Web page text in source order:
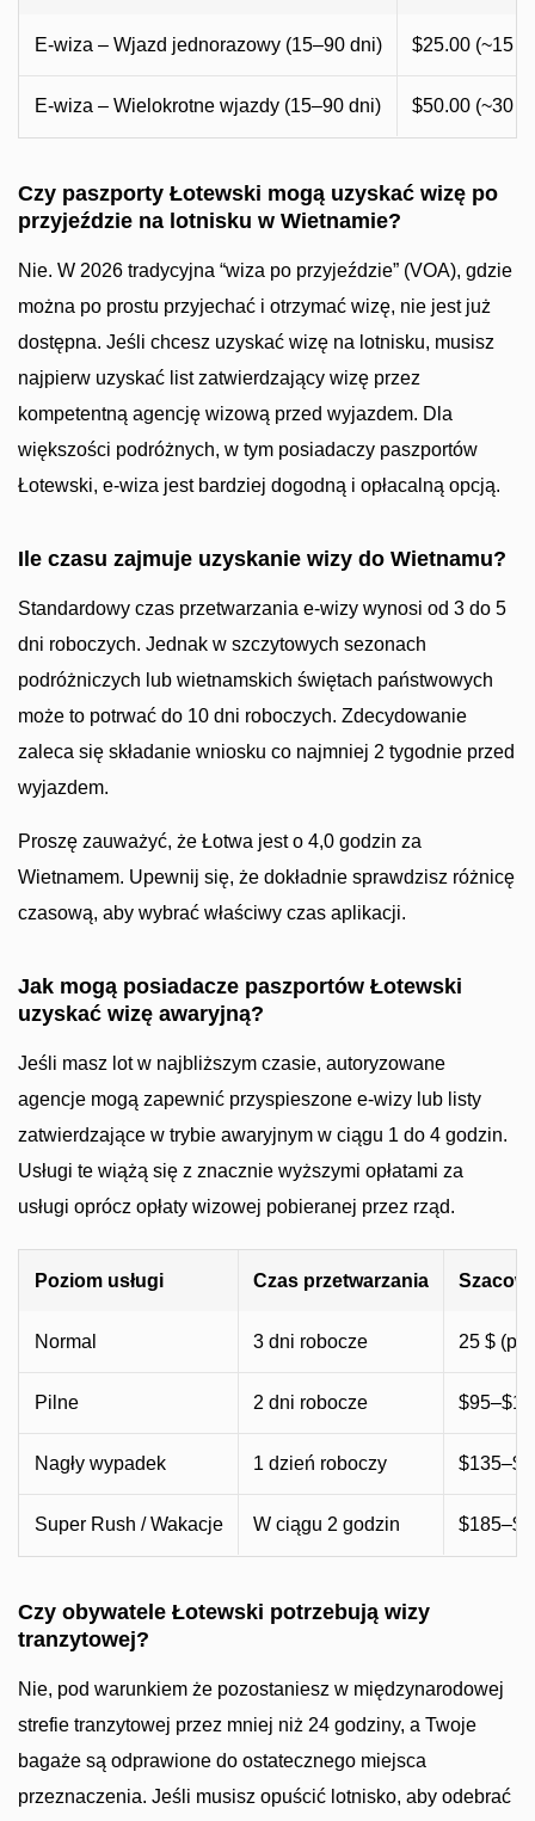
E-wiza – Wjazd jednorazowy (15–90 dni) $25.00 (~15
E-wiza – Wielokrotne wjazdy (15–90 dni) $50.00 (~30
Czy paszporty Łotewski mogą uzyskać wizę po
przyjeździe na lotnisku w Wietnamie?
Nie. W 2026 tradycyjna “wiza po przyjeździe” (VOA), gdzie
można po prostu przyjechać i otrzymać wizę, nie jest już
dostępna. Jeśli chcesz uzyskać wizę na lotnisku, musisz
najpierw uzyskać list zatwierdzający wizę przez
kompetentną agencję wizową przed wyjazdem. Dla
większości podróżnych, w tym posiadaczy paszportów
Łotewski, e-wiza jest bardziej dogodną i opłacalną opcją.
Ile czasu zajmuje uzyskanie wizy do Wietnamu?
Standardowy czas przetwarzania e-wizy wynosi od 3 do 5
dni roboczych. Jednak w szczytowych sezonach
podróżniczych lub wietnamskich świętach państwowych
może to potrwać do 10 dni roboczych. Zdecydowanie
zaleca się składanie wniosku co najmniej 2 tygodnie przed
wyjazdem.
Proszę zauważyć, że Łotwa jest o 4,0 godzin za
Wietnamem. Upewnij się, że dokładnie sprawdzisz różnicę
czasową, aby wybrać właściwy czas aplikacji.
Jak mogą posiadacze paszportów Łotewski
uzyskać wizę awaryjną?
Jeśli masz lot w najbliższym czasie, autoryzowane
agencje mogą zapewnić przyspieszone e-wizy lub listy
zatwierdzające w trybie awaryjnym w ciągu 1 do 4 godzin.
Usługi te wiążą się z znacznie wyższymi opłatami za
usługi oprócz opłaty wizowej pobieranej przez rząd.
Poziom usługi Czas przetwarzania
Normal 3 dni robocze 25 $
Pilne 2 dni robocze
Nagły wypadek 1 dzień roboczy
Super Rush / Wakacje W ciągu 2 godzin
Czy obywatele Łotewski potrzebują wizy
tranzytowej?
Nie, pod warunkiem że pozostaniesz w międzynarodowej
strefie tranzytowej przez mniej niż 24 godziny, a Twoje
bagaże są odprawione do ostatecznego miejsca
przeznaczenia. Jeśli musisz opuścić lotnisko, aby odebrać